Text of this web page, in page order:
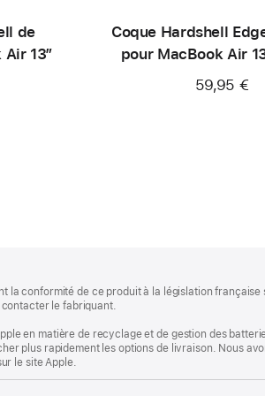
de
13″
Coque Hardshell
pour MacBook Air
59,95 €
la conformité de ce produit à la législation
le fabriquant.
en matière de recyclage et de gestion des
plus rapidement les options de livraison. Nous
le site Apple.